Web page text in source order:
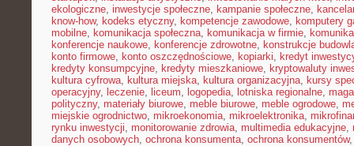
ekologiczne, inwestycje społeczne, kampanie społeczne,
know-how, kodeks etyczny, kompetencje zawodowe, komputery
mobilne, komunikacja społeczna, komunikacja w firmie,
konferencje naukowe, konferencje zdrowotne, konstrukcje
konto firmowe, konto oszczędnościowe, kopiarki, kredyt
kredyty konsumpcyjne, kredyty mieszkaniowe, kryptowaluty
kultura cyfrowa, kultura miejska, kultura organizacyjna, kursy
operacyjny, leczenie, liceum, logopedia, lotniska regionalne,
polityczny, materiały biurowe, meble biurowe, meble ogrodowe,
miejskie ogrodnictwo, mikroekonomia, mikroelektronika,
rynku inwestycji, monitorowanie zdrowia, multimedia edukacyjne,
danych osobowych, ochrona konsumenta, ochrona konsumentów